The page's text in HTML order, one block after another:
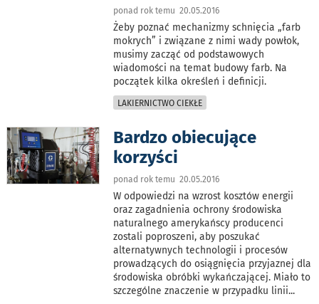
ponad rok temu 20.05.2016
Żeby poznać mechanizmy schnięcia „farb
mokrych” i związane z nimi wady powłok,
musimy zacząć od podstawowych
wiadomości na temat budowy farb. Na
początek kilka określeń i definicji.
LAKIERNICTWO CIEKŁE
Bardzo obiecujące
korzyści
ponad rok temu 20.05.2016
W odpowiedzi na wzrost kosztów energii
oraz zagadnienia ochrony środowiska
naturalnego amerykańscy producenci
zostali poproszeni, aby poszukać
alternatywnych technologii i procesów
prowadzących do osiągnięcia przyjaznej dla
środowiska obróbki wykańczającej. Miało to
szczególne znaczenie w przypadku linii...